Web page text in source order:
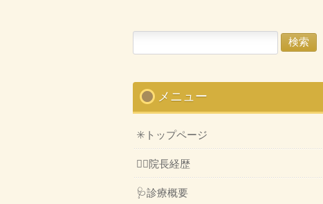
索:
メニュー
✳️トップページ
👨‍⚕️院長経歴
🩺診療概要